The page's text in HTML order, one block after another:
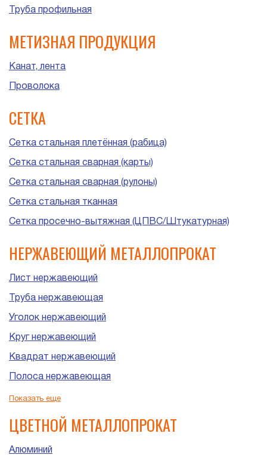
Труба профильная
МЕТИЗНАЯ ПРОДУКЦИЯ
Канат, лента
Проволока
СЕТКА
Сетка стальная плетённая (рабица)
Сетка стальная сварная (карты)
Сетка стальная сварная (рулоны)
Сетка стальная тканная
Сетка просечно-вытяжная (ЦПВС/Штукатурная)
НЕРЖАВЕЮЩИЙ МЕТАЛЛОПРОКАТ
Лист нержавеющий
Труба нержавеющая
Уголок нержавеющий
Круг нержавеющий
Квадрат нержавеющий
Полоса нержавеющая
Шестигранник нержавеющий
Показать еще
ЦВЕТНОЙ МЕТАЛЛОПРОКАТ
Алюминий